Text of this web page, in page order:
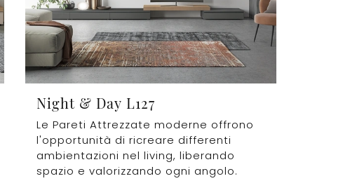
Night & Day L127
Le Pareti Attrezzate moderne offrono
l'opportunità di ricreare differenti
ambientazioni nel living, liberando
spazio e valorizzando ogni angolo.